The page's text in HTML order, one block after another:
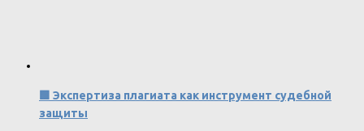
🟩 Экспертиза плагиата как инструмент судебной
защиты